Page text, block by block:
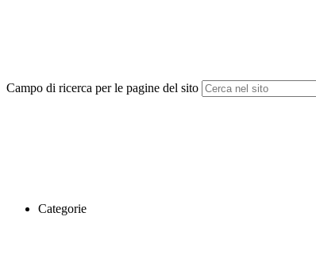
Campo di ricerca per le pagine del sito
Categorie